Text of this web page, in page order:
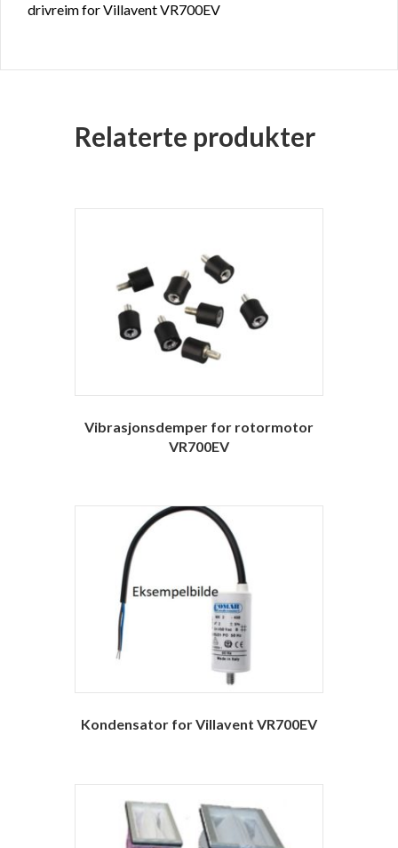
drivreim for Villavent VR700EV
Relaterte produkter
Vibrasjonsdemper for rotormotor
VR700EV
Kondensator for Villavent VR700EV